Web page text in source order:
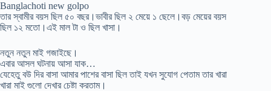
Banglachoti new golpo
তার স্বামীর বয়স ছিল ৫০ বছর।ভাবীর ছিল ২ মেয়ে ১ ছেলে।বড় মেয়ের বয়স
ছিল ১২ মতো।এই মাল টা ও ছিল খাসা।
নতুন নতুন মাই গজাইছে।
এবার আসল ঘটনায় আসা যাক…
যেহেতু বউ দির বাসা আমার পাশের বাসা ছিল তাই যখন সুযোগ পেতাম তার খারা
খারা মাই গুলো দেখার চেষ্টা করতাম।